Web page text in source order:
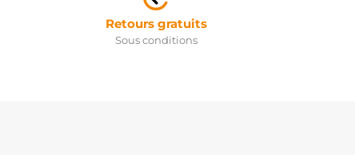
Retours gratuits
Sous conditions